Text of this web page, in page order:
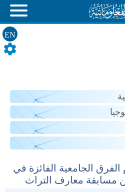
EN
الجامعية الفائزة في
مسابقة معارف التراث